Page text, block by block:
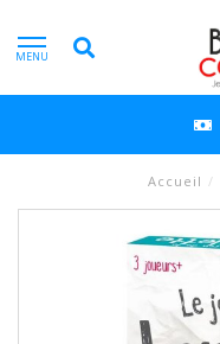
MENU
Accueil /